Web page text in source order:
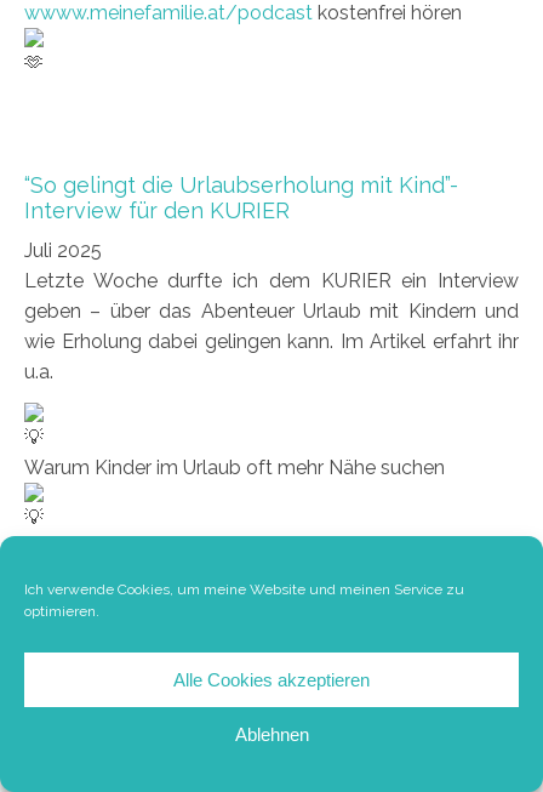
Ich verwende Cookies, um meine Website und meinen Service zu
optimieren.
Alle Cookies akzeptieren
Ablehnen
wwww.meinefamilie.at/podcast kostenfrei hören
“So gelingt die Urlaubserholung mit Kind”-
Interview für den KURIER
Juli 2025
Letzte Woche durfte ich dem KURIER ein Interview
geben – über das Abenteuer Urlaub mit Kindern und
wie Erholung dabei gelingen kann. Im Artikel erfahrt ihr
u.a.
Warum Kinder im Urlaub oft mehr Nähe suchen
Und wieso Langeweile manchmal das Beste ist, was
uns passieren kann
gehts zum Artikel auf der KURIER-Website